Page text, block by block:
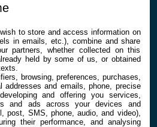
À PROPOS
La rédaction
Contact
wish to store and access information on
in emails, etc.), combine and share
partners, whether collected on this
held by some of us, or obtained
browsing, preferences, purchases,
addresses and emails, phone, precise
and offering you services,
and ads across your devices and
post, SMS, phone, audio, and video),
their performance, and analysing